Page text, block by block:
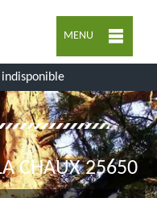
MENU
indisponible
CHAUX 25650